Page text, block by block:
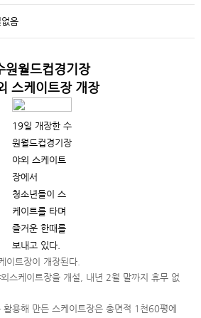
음
원월드컵경기장
스케이트장 개장
19일 개장한 수
원월드컵경기장
야외 스케이트
장에서
청소년들이 스
케이트를 타며
즐거운 한때를
보내고 있다.
이트장이 개장된다.
스케이트장을 개설, 내년 2월 말까지 휴무 없
용해 만든 스케이트장은 총면적 1천60평에